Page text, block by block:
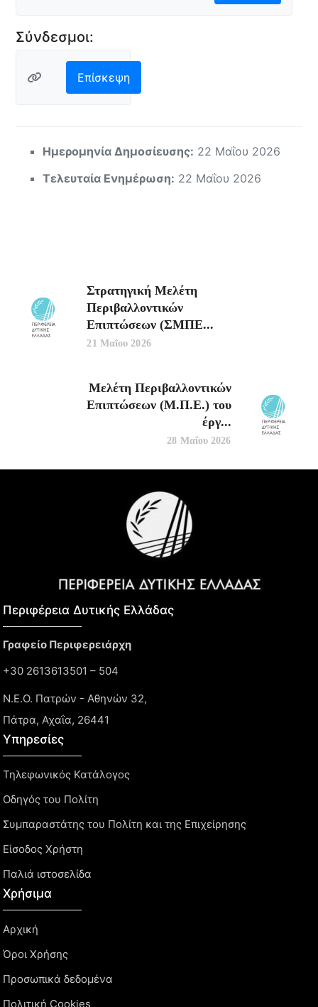
Σύνδεσμοι:
https://platform.eprm.ypen.gr/#/applications/
Επίσκεψη
Ημερομηνία Δημοσίευσης: 22 Μαΐου 2026
Τελευταία Ενημέρωση: 22 Μαΐου 2026
Στρατηγική Μελέτη
Περιβαλλοντικών
Επιπτώσεων (ΣΜΠΕ...
21 Μαΐου 2026
Μελέτη Περιβαλλοντικών
Επιπτώσεων (Μ.Π.Ε.) του
έργ...
28 Μαΐου 2026
Περιφέρεια Δυτικής Ελλάδας​
Γραφείο Περιφερειάρχη
+30 2613613501 – 504
Ν.Ε.Ο. Πατρών - Αθηνών 32,
Πάτρα, Αχαΐα, 26441
Υπηρεσίες
Τηλεφωνικός Κατάλογος
Οδηγός του Πολίτη
Συμπαραστάτης του Πολίτη και της Επιχείρησης
Είσοδος Χρήστη
Παλιά ιστοσελίδα
Χρήσιμα
Αρχική
Όροι Χρήσης
Προσωπικά δεδομένα
Πολιτική Cookies